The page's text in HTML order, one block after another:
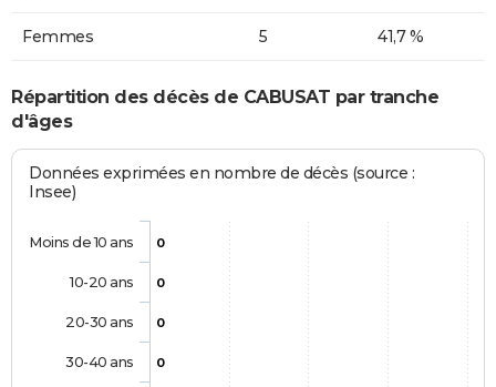
Femmes 5 41,7 %
Répartition des décès de CABUSAT par tranche
d'âges
Données exprimées en nombre de décès (source :
Insee)
0
0
0
0
Moins de 10 ans
10-20 ans
20-30 ans
30-40 ans